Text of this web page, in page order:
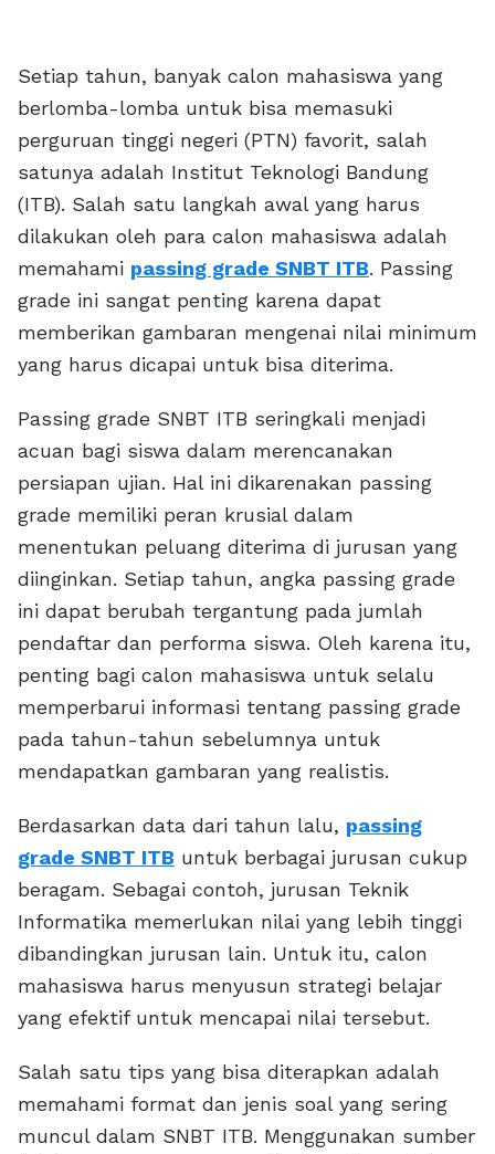
Setiap tahun, banyak calon mahasiswa yang
berlomba-lomba untuk bisa memasuki
perguruan tinggi negeri (PTN) favorit, salah
satunya adalah Institut Teknologi Bandung
(ITB). Salah satu langkah awal yang harus
dilakukan oleh para calon mahasiswa adalah
memahami passing grade SNBT ITB. Passing
grade ini sangat penting karena dapat
memberikan gambaran mengenai nilai minimum
yang harus dicapai untuk bisa diterima.
Passing grade SNBT ITB seringkali menjadi
acuan bagi siswa dalam merencanakan
persiapan ujian. Hal ini dikarenakan passing
grade memiliki peran krusial dalam
menentukan peluang diterima di jurusan yang
diinginkan. Setiap tahun, angka passing grade
ini dapat berubah tergantung pada jumlah
pendaftar dan performa siswa. Oleh karena itu,
penting bagi calon mahasiswa untuk selalu
memperbarui informasi tentang passing grade
pada tahun-tahun sebelumnya untuk
mendapatkan gambaran yang realistis.
Berdasarkan data dari tahun lalu, passing
grade SNBT ITB untuk berbagai jurusan cukup
beragam. Sebagai contoh, jurusan Teknik
Informatika memerlukan nilai yang lebih tinggi
dibandingkan jurusan lain. Untuk itu, calon
mahasiswa harus menyusun strategi belajar
yang efektif untuk mencapai nilai tersebut.
Salah satu tips yang bisa diterapkan adalah
memahami format dan jenis soal yang sering
muncul dalam SNBT ITB. Menggunakan sumber